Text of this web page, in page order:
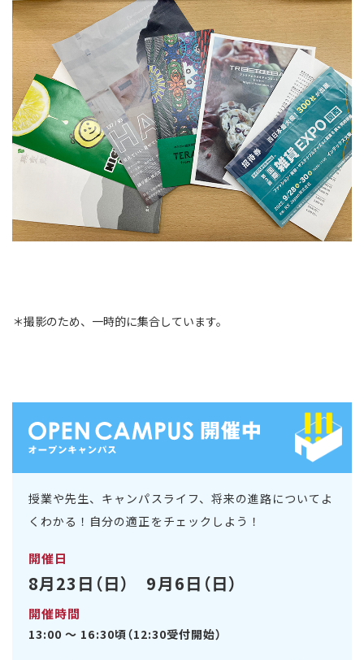
＊撮影のため、一時的に集合しています。
授業や先生、キャンパスライフ、将来の進路についてよ
くわかる！自分の適正をチェックしよう！
開催日
8月23日（日） 9月6日（日）
開催時間
13:00 ～ 16:30頃（12:30受付開始）